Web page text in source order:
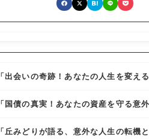
「出会いの奇跡！あなたの人生を変え
「国債の真実！あなたの資産を守る意
「丘みどりが語る、意外な人生の転機